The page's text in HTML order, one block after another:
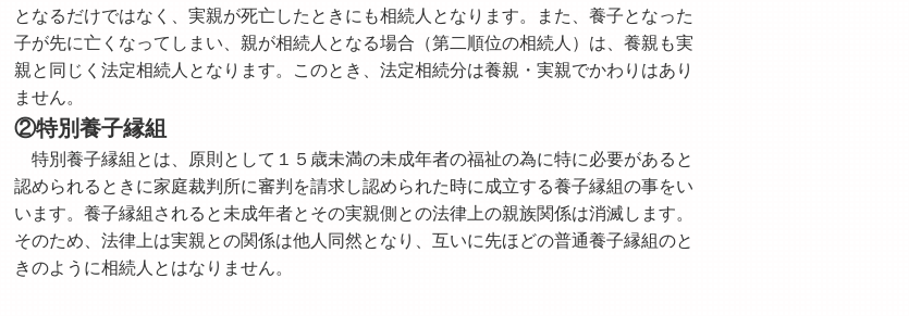
となるだけではなく、実親が死亡したときにも相続人となります。また、養子となった
子が先に亡くなってしまい、親が相続人となる場合（第二順位の相続人）は、養親も実
親と同じく法定相続人となります。このとき、法定相続分は養親・実親でかわりはあり
ません。
②特別養子縁組
特別養子縁組とは、原則として１５歳未満の未成年者の福祉の為に特に必要があると
認められるときに家庭裁判所に審判を請求し認められた時に成立する養子縁組の事をい
います。養子縁組されると未成年者とその実親側との法律上の親族関係は消滅します。
そのため、法律上は実親との関係は他人同然となり、互いに先ほどの普通養子縁組のと
きのように相続人とはなりません。